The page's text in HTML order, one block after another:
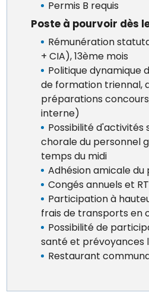
Permis B requis
Poste à pourvoir dès
Rémunération
+ CIA), 13ème mois
Politique dynamique
de formation triennal,
préparations
interne)
Possibilité d'activités
chorale du personnel
temps du midi
Adhésion amicale du
Congés annuels et
Participation à
frais de transports en
Possibilité de
santé et prévoyances
Restaurant